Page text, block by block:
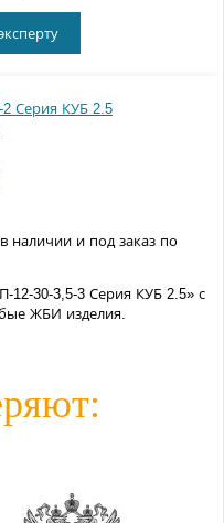
Серия КУБ 2.5
наличии и под заказ по
30-3,5-3 Серия КУБ 2.5» с
ЖБИ изделия.